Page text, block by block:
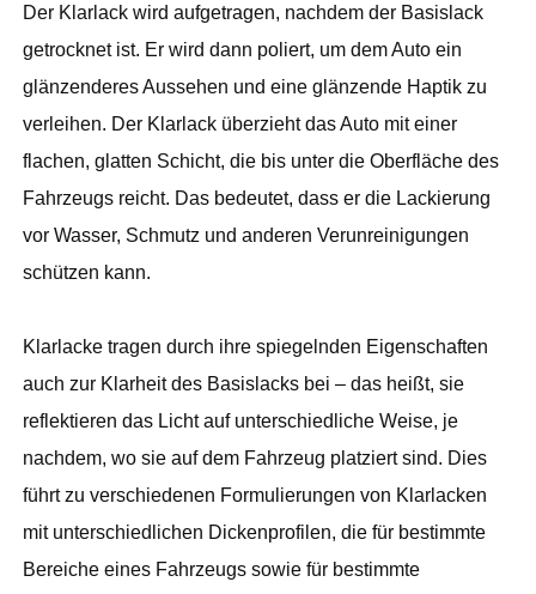
Der Klarlack wird aufgetragen, nachdem der Basislack
getrocknet ist. Er wird dann poliert, um dem Auto ein
glänzenderes Aussehen und eine glänzende Haptik zu
verleihen. Der Klarlack überzieht das Auto mit einer
flachen, glatten Schicht, die bis unter die Oberfläche des
Fahrzeugs reicht. Das bedeutet, dass er die Lackierung
vor Wasser, Schmutz und anderen Verunreinigungen
schützen kann.
Klarlacke tragen durch ihre spiegelnden Eigenschaften
auch zur Klarheit des Basislacks bei – das heißt, sie
reflektieren das Licht auf unterschiedliche Weise, je
nachdem, wo sie auf dem Fahrzeug platziert sind. Dies
führt zu verschiedenen Formulierungen von Klarlacken
mit unterschiedlichen Dickenprofilen, die für bestimmte
Bereiche eines Fahrzeugs sowie für bestimmte